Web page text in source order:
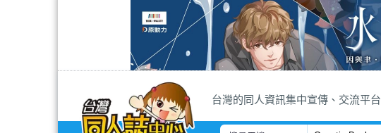
台灣的同人資訊集中宣傳、交流平台